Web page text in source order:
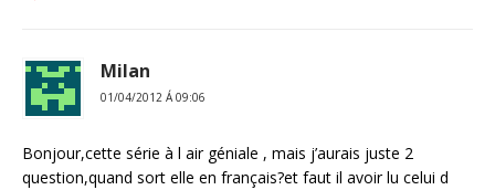
Milan
01/04/2012 Á 09:06
Bonjour,cette série à l air géniale , mais j’aurais juste 2
question,quand sort elle en français?et faut il avoir lu celui d